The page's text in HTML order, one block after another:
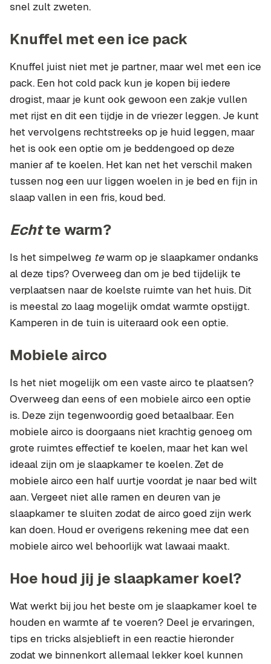
snel zult zweten.
Knuffel met een ice pack
Knuffel juist niet met je partner, maar wel met een ice
pack. Een hot cold pack kun je kopen bij iedere
drogist, maar je kunt ook gewoon een zakje vullen
met rijst en dit een tijdje in de vriezer leggen. Je kunt
het vervolgens rechtstreeks op je huid leggen, maar
het is ook een optie om je beddengoed op deze
manier af te koelen. Het kan net het verschil maken
tussen nog een uur liggen woelen in je bed en fijn in
slaap vallen in een fris, koud bed.
Echtte warm?
Is het simpelweg tewarm op je slaapkamer ondanks
al deze tips? Overweeg dan om je bed tijdelijk te
verplaatsen naar de koelste ruimte van het huis. Dit
is meestal zo laag mogelijk omdat warmte opstijgt.
Kamperen in de tuin is uiteraard ook een optie.
Mobiele airco
Is het niet mogelijk om een vaste airco te plaatsen?
Overweeg dan eens of een mobiele airco een optie
is. Deze zijn tegenwoordig goed betaalbaar. Een
mobiele airco is doorgaans niet krachtig genoeg om
grote ruimtes effectief te koelen, maar het kan wel
ideaal zijn om je slaapkamer te koelen. Zet de
mobiele airco een half uurtje voordat je naar bed wilt
aan. Vergeet niet alle ramen en deuren van je
slaapkamer te sluiten zodat de airco goed zijn werk
kan doen. Houd er overigens rekening mee dat een
mobiele airco wel behoorlijk wat lawaai maakt.
Hoe houd jij je slaapkamer koel?
Wat werkt bij jou het beste om je slaapkamer koel te
houden en warmte af te voeren? Deel je ervaringen,
tips en tricks alsjeblieft in een reactie hieronder
zodat we binnenkort allemaal lekker koel kunnen